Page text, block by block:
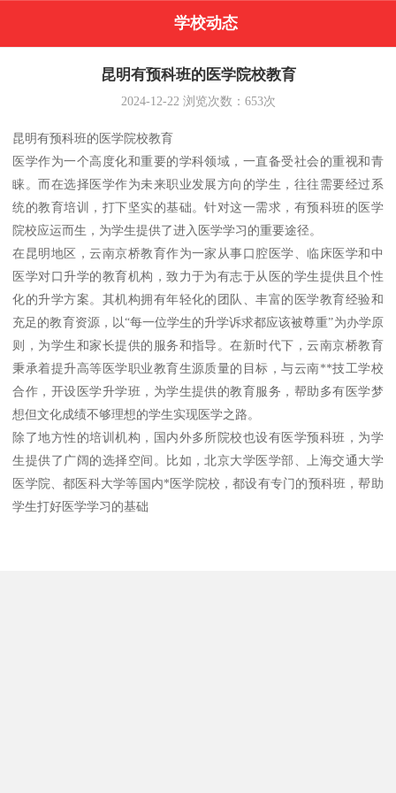
学校动态
昆明有预科班的医学院校教育
2024-12-22 浏览次数： 653次
昆明有预科班的医学院校教育
医学作为一个高度化和重要的学科领域，一直备受社会的重视和青
睐。而在选择医学作为未来职业发展方向的学生，往往需要经过系
统的教育培训，打下坚实的基础。针对这一需求，有预科班的医学
院校应运而生，为学生提供了进入医学学习的重要途径。
在昆明地区，云南京桥教育作为一家从事口腔医学、临床医学和中
医学对口升学的教育机构，致力于为有志于从医的学生提供且个性
化的升学方案。其机构拥有年轻化的团队、丰富的医学教育经验和
充足的教育资源，以“每一位学生的升学诉求都应该被尊重”为办学原
则，为学生和家长提供的服务和指导。在新时代下，云南京桥教育
秉承着提升高等医学职业教育生源质量的目标，与云南**技工学校
合作，开设医学升学班，为学生提供的教育服务，帮助多有医学梦
想但文化成绩不够理想的学生实现医学之路。
除了地方性的培训机构，国内外多所院校也设有医学预科班，为学
生提供了广阔的选择空间。比如，北京大学医学部、上海交通大学
医学院、都医科大学等国内*医学院校，都设有专门的预科班，帮助
学生打好医学学习的基础